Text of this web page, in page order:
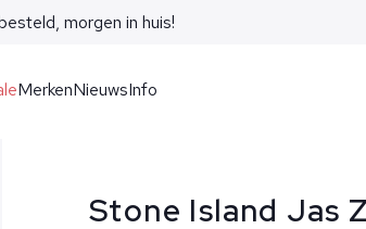
morgen in huis!
MerkenNieuwsInfo
Stone Island Jas